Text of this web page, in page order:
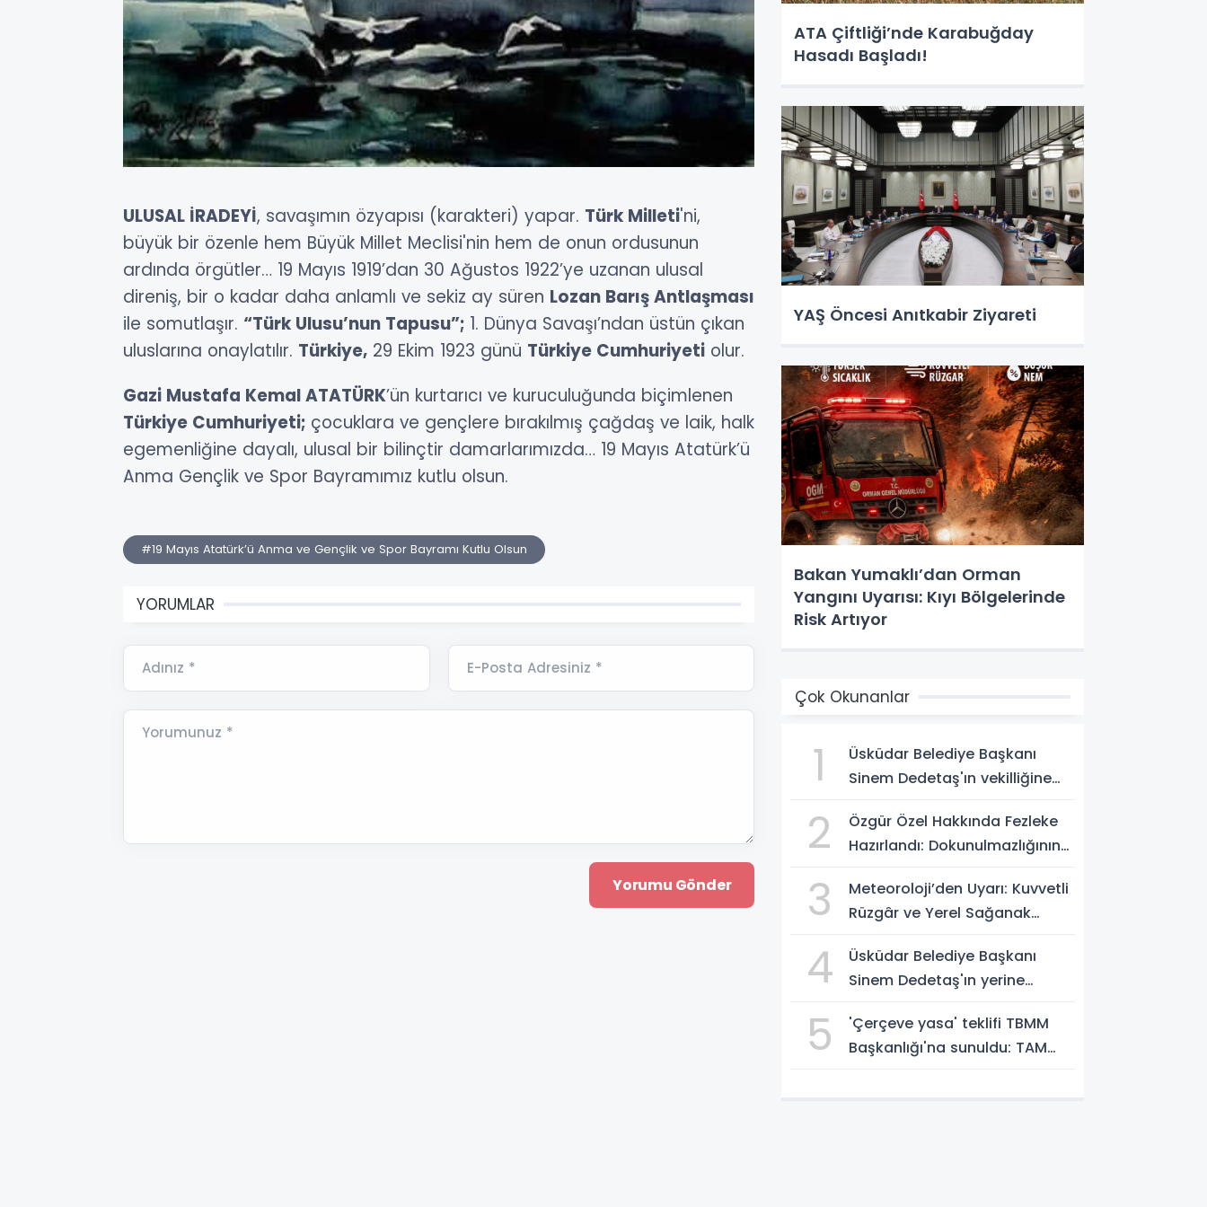
ULUSAL İRADEYİ, savaşımın özyapısı (karakteri) yapar. Türk Milleti'ni,
büyük bir özenle hem Büyük Millet Meclisi'nin hem de onun ordusunun
ardında örgütler… 19 Mayıs 1919’dan 30 Ağustos 1922’ye uzanan ulusal
direniş, bir o kadar daha anlamlı ve sekiz ay süren Lozan Barış Antlaşması
ile somutlaşır. “Türk Ulusu’nun Tapusu”; 1. Dünya Savaşı’ndan üstün çıkan
uluslarına onaylatılır. Türkiye, 29 Ekim 1923 günü Türkiye Cumhuriyeti olur.
Gazi Mustafa Kemal ATATÜRK’ün kurtarıcı ve kuruculuğunda biçimlenen
Türkiye Cumhuriyeti; çocuklara ve gençlere bırakılmış çağdaş ve laik, halk
egemenliğine dayalı, ulusal bir bilinçtir damarlarımızda… 19 Mayıs Atatürk’ü
Anma Gençlik ve Spor Bayramımız kutlu olsun.
#19 Mayıs Atatürk’ü Anma ve Gençlik ve Spor Bayramı Kutlu Olsun
YORUMLAR
Adınız * E-Posta Adresiniz *
Yorumunuz *
ATA Çiftliği’nde Karabuğday
Hasadı Başladı!
YAŞ Öncesi Anıtkabir Ziyareti
Bakan Yumaklı’dan Orman
Yangını Uyarısı: Kıyı Bölgelerinde
Risk Artıyor
Çok Okunanlar
1
Üsküdar Belediye Başkanı
Sinem Dedetaş'ın vekilliğine
2
Özgür Özel Hakkında Fezleke
Hazırlandı: Dokunulmazlığının
3
Meteoroloji’den Uyarı: Kuvvetli
Rüzgâr ve Yerel Sağanak
4
Üsküdar Belediye Başkanı
Sinem Dedetaş'ın yerine
5
'Çerçeve yasa' teklifi TBMM
Başkanlığı'na sunuldu: TAM